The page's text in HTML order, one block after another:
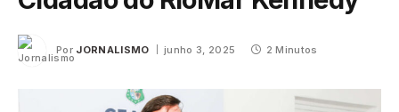
Por JORNALISMO junho 3, 2025 2 Minutos